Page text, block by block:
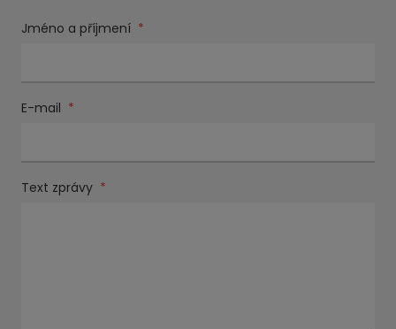
Jméno a příjmení *
E-mail *
Text zprávy *